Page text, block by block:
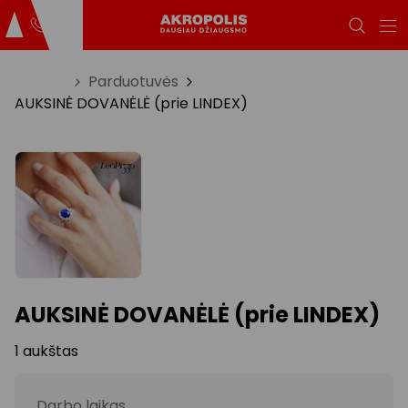
Parduotuvės
AUKSINĖ DOVANĖLĖ (prie LINDEX)
AUKSINĖ DOVANĖLĖ (prie LINDEX)
1 aukštas